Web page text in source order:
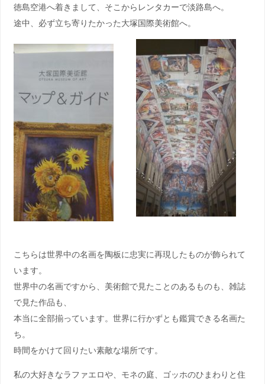
徳島空港へ着きまして、そこからレンタカーで淡路島へ。
途中、必ず立ち寄りたかった大塚国際美術館へ。
こちらは世界中の名画を陶板に忠実に再現したものが飾られて
います。
世界中の名画ですから、美術館で見たことのあるものも、雑誌
で見た作品も、
本当に全部揃っています。世界に行かずとも鑑賞できる名画た
ち。
時間をかけて回りたい素敵な場所です。
私の大好きなラファエロや、モネの庭、ゴッホのひまわりと住